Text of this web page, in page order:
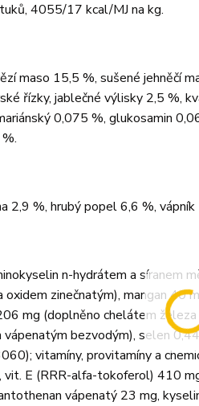
4055/17 kcal/MJ na kg.
maso 15,5 %, sušené jehněčí
řízky, jablečné výlisky 2,5 %,
0,075 %, glukosamin
2,9 %, hrubý popel 6,6 %,
n-hydrátem a síranem
zinečnatým), mangan 40
mg (doplněno chelátem
bezvodým), selen
vitamíny, provitamíny a
E (RRR-alfa-tokoferol) 410
vápenatý 23 mg,